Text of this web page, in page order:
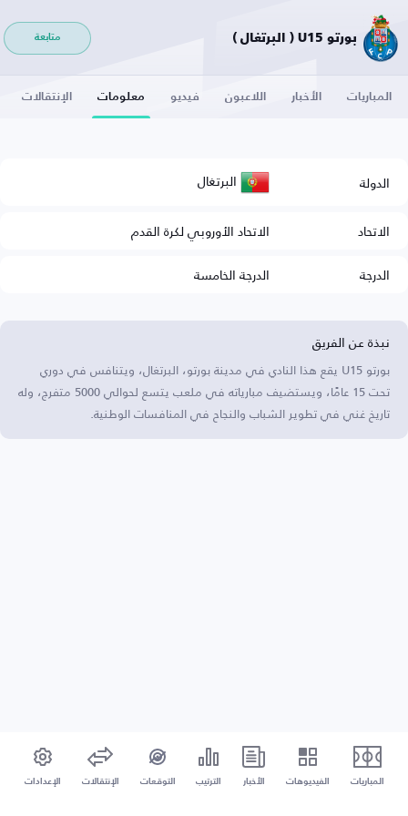
بورتو U15 ( البرتغال ) متابعة
المباريات الأخبار اللاعبون فيديو معلومات الإنتقالات
الدولة البرتغال
الاتحاد
الاتحاد الأوروبي لكرة القدم
الدرجة
الدرجة الخامسة
نبذة عن الفريق
بورتو U15 يقع هذا النادي في مدينة بورتو، البرتغال، ويتنافس في دوري
تحت 15 عامًا، ويستضيف مبارياته في ملعب يتسع لحوالي 5000 متفرج، وله
تاريخ غني في تطوير الشباب والنجاح في المنافسات الوطنية.
المباريات الفيديوهات الأخبار الترتيب التوقعات الإنتقالات الإعدادات